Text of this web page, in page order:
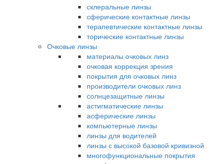
склеральные линзы
сферические контактные линзы
терапевтические контактные линзы
торические контактные линзы
Очковые линзы
материалы очковых линз
очковая коррекция зрения
покрытия для очковых линз
производители очковых линз
солнцезащитные линзы
астигматические линзы
асферические линзы
компьютерные линзы
линзы для водителей
линзы с высокой базовой кривизной
многофункциональные покрытия